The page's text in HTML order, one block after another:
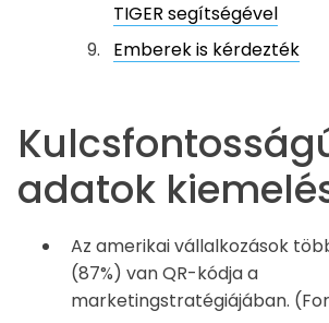
TIGER segítségével
Emberek is kérdezték
adatok
Az amerikai vállalkozások
(87%) van QR-kódja a
marketingstratégiájában.